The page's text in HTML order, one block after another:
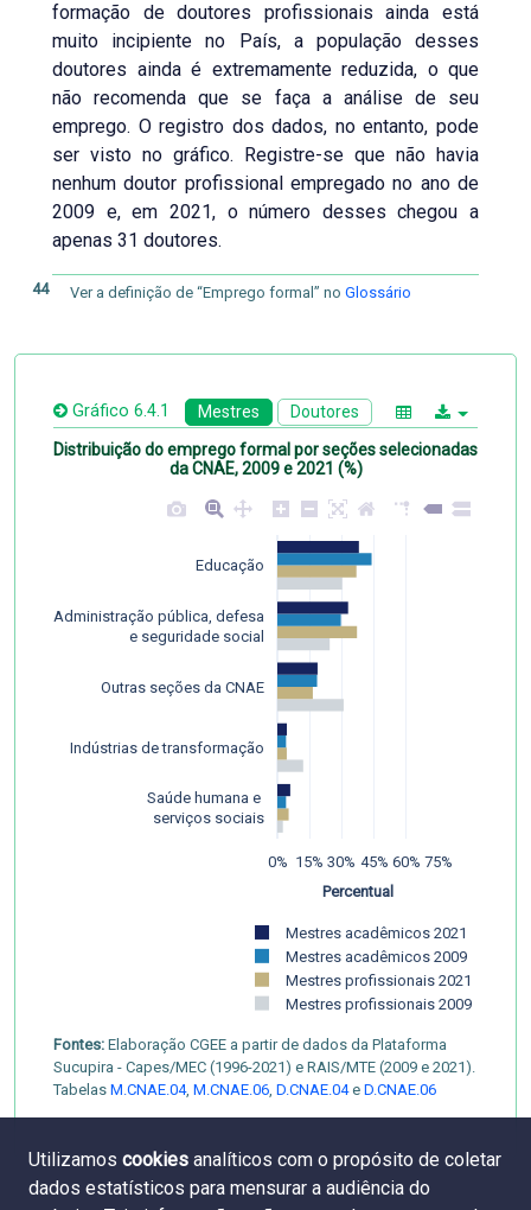
formação de doutores profissionais ainda está
muito incipiente no País, a população desses
doutores ainda é extremamente reduzida, o que
não recomenda que se faça a análise de seu
emprego. O registro dos dados, no entanto, pode
ser visto no gráfico. Registre-se que não havia
nenhum doutor profissional empregado no ano de
2009 e, em 2021, o número desses chegou a
apenas 31 doutores.
44 Ver a definição de “Emprego formal” no Glossário
Gráfico 6.4.1 Mestres Doutores
Distribuição do emprego formal por seções selecionadas
da CNAE, 2009 e 2021 (%)
0% 15% 30% 45% 60% 75%
Saúde humana e
serviços sociais
Indústrias de transformação
Outras seções da CNAE
Administração pública, defesa
e seguridade social
Educação
Mestres acadêmicos 2021
Mestres acadêmicos 2009
Mestres profissionais 2021
Mestres profissionais 2009
Percentual
Fontes: Elaboração CGEE a partir de dados da Plataforma
Sucupira - Capes/MEC (1996-2021) e RAIS/MTE (2009 e 2021).
Tabelas M.CNAE.04, M.CNAE.06, D.CNAE.04e D.CNAE.06
Utilizamos cookies analíticos com o propósito de coletar
dados estatísticos para mensurar a audiência do